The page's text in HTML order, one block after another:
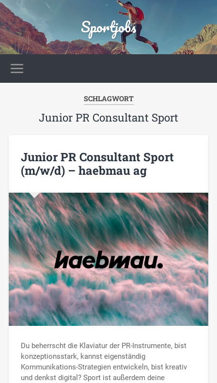
Sportjobs
SCHLAGWORT
Junior PR Consultant Sport
Junior PR Consultant Sport
(m/w/d) – haebmau ag
Du beherrscht die Klaviatur der PR-Instrumente, bist
konzeptionsstark, kannst eigenständig
Kommunikations-Strategien entwickeln, bist kreativ
und denkst digital? Sport ist außerdem deine